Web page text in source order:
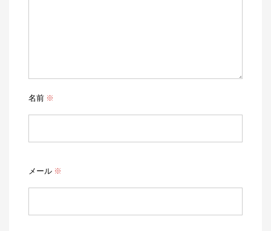
名前 ※
メール ※